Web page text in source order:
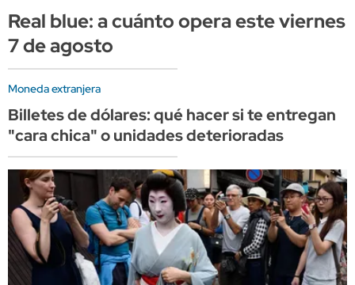
Real blue: a cuánto opera este viernes
7 de agosto
Moneda extranjera
Billetes de dólares: qué hacer si te entregan
"cara chica" o unidades deterioradas